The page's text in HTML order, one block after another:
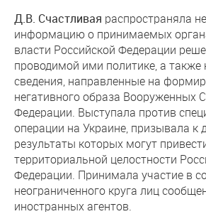
Д.В. Счастливая распространяла
информацию о принимаемых
власти Российской Федерации
проводимой ими политике, а также
сведения, направленные на
негативного образа Вооруженных
Федерации. Выступала против
операции на Украине, призывала к
результаты которых могут
территориальной целостности
Федерации. Принимала участие в
неограниченного круга лиц
иностранных агентов.